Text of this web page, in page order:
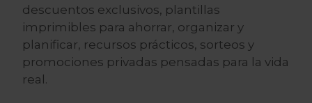
descuentos exclusivos, plantillas
imprimibles para ahorrar, organizar y
planificar, recursos prácticos, sorteos y
promociones privadas pensadas para la vida
real.